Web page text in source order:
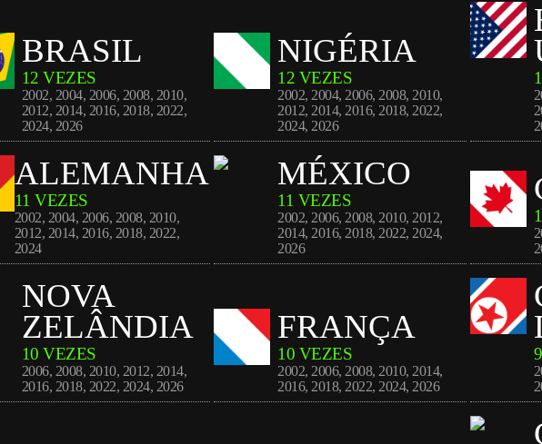
BRASIL
12 VEZES
2002, 2004, 2006, 2008, 2010,
2012, 2014, 2016, 2018, 2022,
2024, 2026
NIGÉRIA
12 VEZES
2002, 2004, 2006, 2008, 2010,
2012, 2014, 2016, 2018, 2022,
2024, 2026
ALEMANHA
11 VEZES
2002, 2004, 2006, 2008, 2010,
2012, 2014, 2016, 2018, 2022,
2024
MÉXICO
11 VEZES
2002, 2006, 2008, 2010, 2012,
2014, 2016, 2018, 2022, 2024,
2026
NOVA
ZELÂNDIA
10 VEZES
2006, 2008, 2010, 2012, 2014,
2016, 2018, 2022, 2024, 2026
FRANÇA
10 VEZES
2002, 2006, 2008, 2010, 2014,
2016, 2018, 2022, 2024, 2026